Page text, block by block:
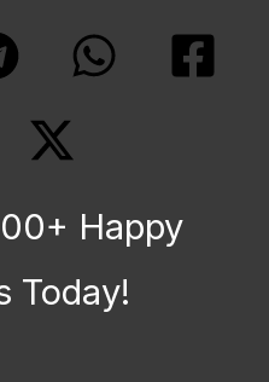
Happy
Today!